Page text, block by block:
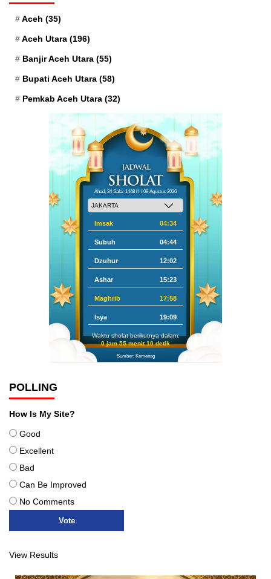
Aceh (35)
Aceh Utara (196)
Banjir Aceh Utara (55)
Bupati Aceh Utara (58)
Pemkab Aceh Utara (32)
Ahad, 24 Safar 1448 H / 09 Agustus 2026
Imsak 04:34
Subuh 04:44
Dzuhur 12:02
Ashar 15:23
Maghrib 17:58
Isya 19:09
Waktu sholat berikutnya dalam:
0 jam 55 menit 10 detik
Sumber: Kemenag
POLLING
How Is My Site?
Good
Excellent
Bad
Can Be Improved
No Comments
View Results